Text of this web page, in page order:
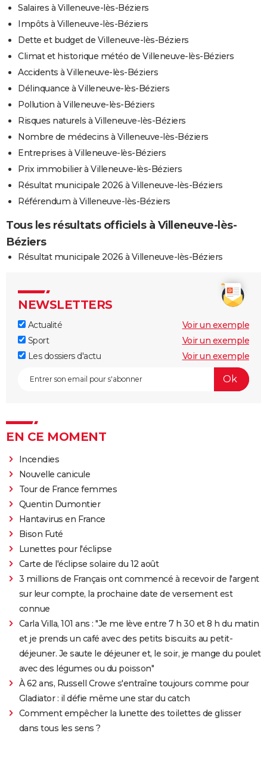
Salaires à Villeneuve-lès-Béziers
Impôts à Villeneuve-lès-Béziers
Dette et budget de Villeneuve-lès-Béziers
Climat et historique météo de Villeneuve-lès-Béziers
Accidents à Villeneuve-lès-Béziers
Délinquance à Villeneuve-lès-Béziers
Pollution à Villeneuve-lès-Béziers
Risques naturels à Villeneuve-lès-Béziers
Nombre de médecins à Villeneuve-lès-Béziers
Entreprises à Villeneuve-lès-Béziers
Prix immobilier à Villeneuve-lès-Béziers
Résultat municipale 2026 à Villeneuve-lès-Béziers
Référendum à Villeneuve-lès-Béziers
Tous les résultats officiels à Villeneuve-lès-
Béziers
Résultat municipale 2026 à Villeneuve-lès-Béziers
NEWSLETTERS
Actualité
Voir un exemple
Sport
Voir un exemple
Les dossiers d'actu
Voir un exemple
EN CE MOMENT
Incendies
Nouvelle canicule
Tour de France femmes
Quentin Dumontier
Hantavirus en France
Bison Futé
Lunettes pour l'éclipse
Carte de l'éclipse solaire du 12 août
3 millions de Français ont commencé à recevoir de l'argent
sur leur compte, la prochaine date de versement est
connue
Carla Villa, 101 ans : "Je me lève entre 7 h 30 et 8 h du matin
et je prends un café avec des petits biscuits au petit-
déjeuner. Je saute le déjeuner et, le soir, je mange du poulet
avec des légumes ou du poisson"
À 62 ans, Russell Crowe s'entraîne toujours comme pour
Gladiator : il défie même une star du catch
Comment empêcher la lunette des toilettes de glisser
dans tous les sens ?